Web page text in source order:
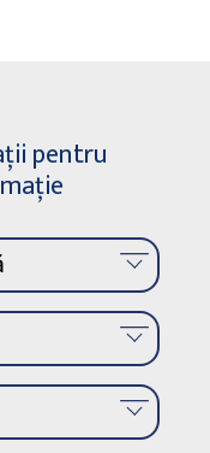
pentru
proiectele să
vizual în
de proiectare
și a
și estetic